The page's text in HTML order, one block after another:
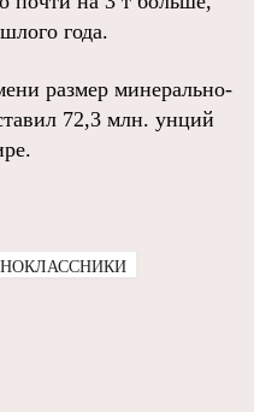
года.
размер минерально-
72,3 млн. унций